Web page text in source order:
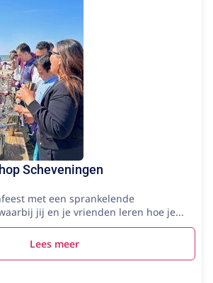
Scheveningen
met een sprankelende
jij en je vrienden leren hoe je...
Lees meer